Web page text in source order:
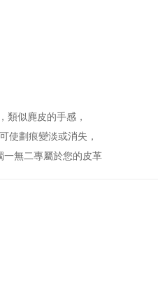
類似麂皮的手感，
使劃痕變淡或消失，
無二專屬於您的皮革